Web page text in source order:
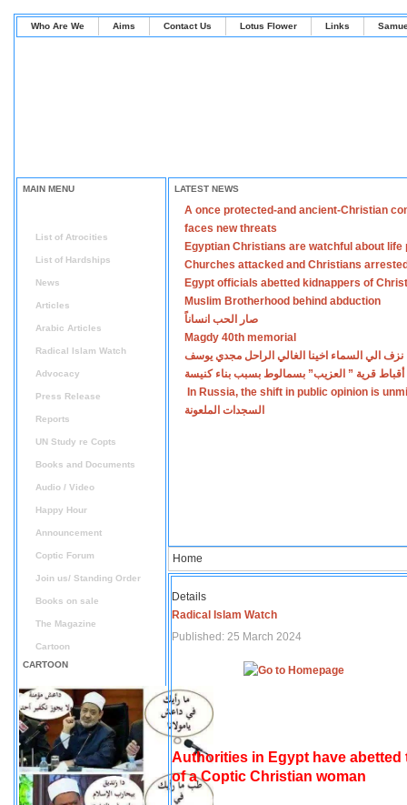
Who Are We Aims Contact Us Lotus Flower Links
MAIN MENU
List of Atrocities
List of Hardships
News
Articles
Arabic Articles
Radical Islam Watch
Advocacy
Press Release
Reports
UN Study re Copts
Books and Documents
Audio / Video
Happy Hour
Announcement
Coptic Forum
Join us/ Standing Order
Books on sale
The Magazine
Cartoon
CARTOON
LATEST NEWS
A once protected-and ancient-Christian
faces new threats
Egyptian Christians are watchful about life
Churches attacked and Christians
Egypt officials abetted kidnappers of
Muslim Brotherhood behind abduction
صار الحب انساناً
Magdy 40th memorial
نزف الي السماء اخينا الغالي الراحل مجدي يوسف
أقباط قرية ” العزيب” بسمالوط بسبب بناء كنيسة
In Russia, the shift in public opinion is
السجدات الملعونة
Home
Details
Radical Islam Watch
Published: 25 March 2024
Authorities in Egypt have
of a Coptic Christian woman